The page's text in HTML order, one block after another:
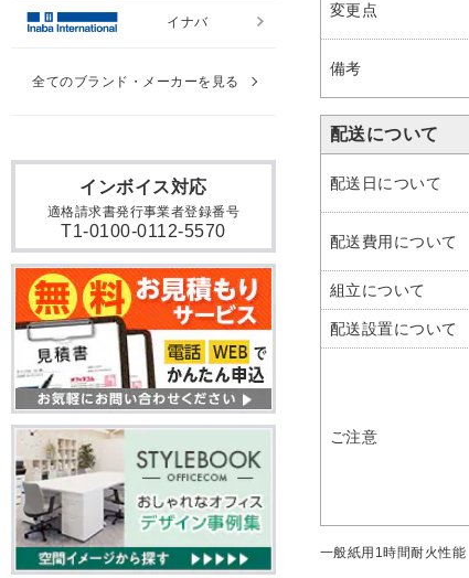
変更点
備考
配送について
配送日について
配送費用について
組立について
配送設置について
ご注意
一般紙用1時間耐火性能
インボイス対応
適格請求書発行事業者登録番号
T1-0100-0112-5570
イナバ
全てのブランド・メーカーを見る